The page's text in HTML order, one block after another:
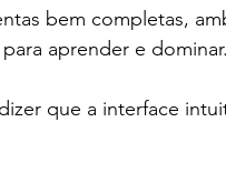
bem completas,
aprender e dominar.
que a interface